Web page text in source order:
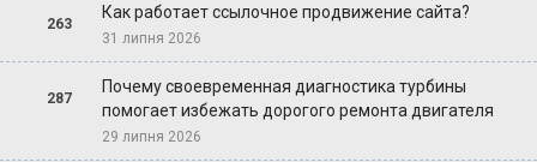
263
Как работает ссылочное продвижение сайта?
31 липня 2026
287
Почему своевременная диагностика турбины
помогает избежать дорогого ремонта двигателя
29 липня 2026